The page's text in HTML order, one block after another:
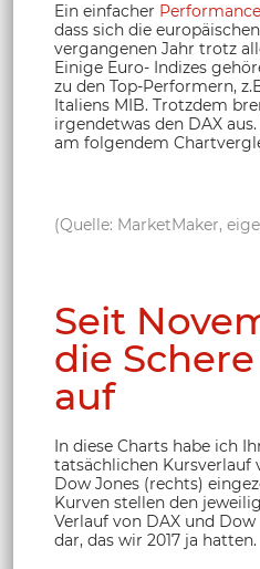
Ein einfacher
dass sich die
vergangenen Jahr trotz
Einige Euro- Indizes
zu den Top-Performern,
Italiens MIB. Trotzdem
irgendetwas den DAX
am folgendem
(Quelle: MarketMaker,
Seit
die
auf
In diese Charts habe ich
tatsächlichen Kursverlauf
Dow Jones (rechts)
Kurven stellen den
Verlauf von DAX und
dar, das wir 2017 ja hatten.